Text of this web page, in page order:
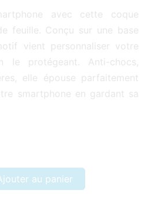
avec cette coque
feuille. Conçu sur une base
vient personnaliser votre
le protégeant. Anti-chocs,
elle épouse parfaitement
smartphone en gardant sa
au panier